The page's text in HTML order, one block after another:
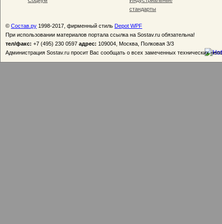
стандарты
© Состав.ру 1998-2017, фирменный стиль Depot WPF
При использовании материалов портала ссылка на Sostav.ru обязательна!
тел/факс: +7 (495) 230 0597 адрес: 109004, Москва, Полковая 3/3
Администрация Sostav.ru просит Вас сообщать о всех замеченных технических